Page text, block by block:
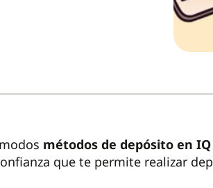
métodos de depósito en
que te permite realizar